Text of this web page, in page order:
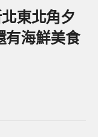
東北角夕
有海鮮美食